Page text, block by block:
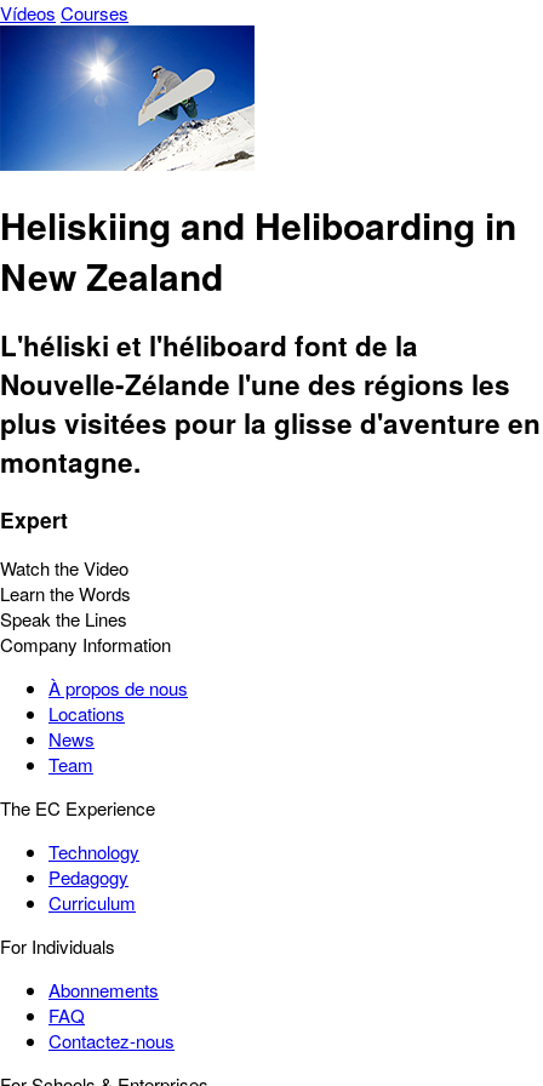
Vídeos Courses
Heliskiing and Heliboarding in
New Zealand
L'héliski et l'héliboard font de la
Nouvelle-Zélande l'une des régions les
plus visitées pour la glisse d'aventure en
montagne.
Expert
Watch the Video
Learn the Words
Speak the Lines
Company Information
À propos de nous
Locations
News
Team
The EC Experience
Technology
Pedagogy
Curriculum
For Individuals
Abonnements
FAQ
Contactez-nous